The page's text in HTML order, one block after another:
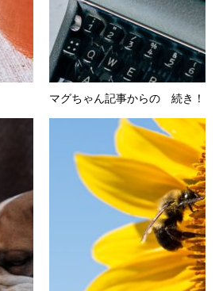
マグちゃん記事からの 続き！